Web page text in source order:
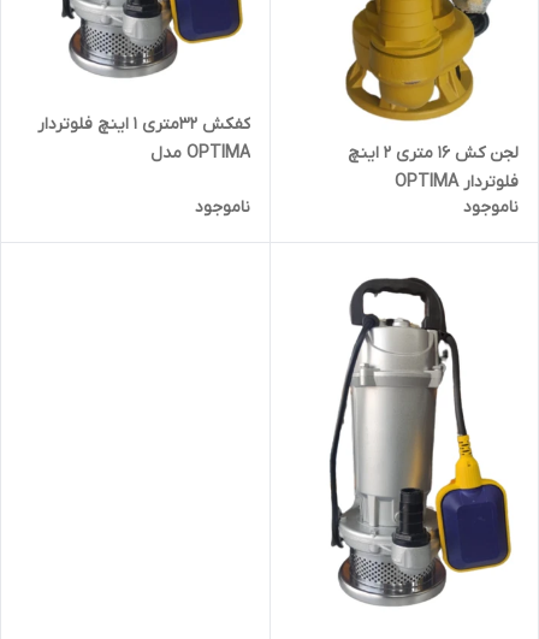
لجن کش 16 متری 2 اینچ
فلوتردار OPTIMA
مدلWDX6_16_0.75F
ناموجود
کفکش 32متری 1 اینچ فلوتردار
OPTIMA مدل
ناموجود